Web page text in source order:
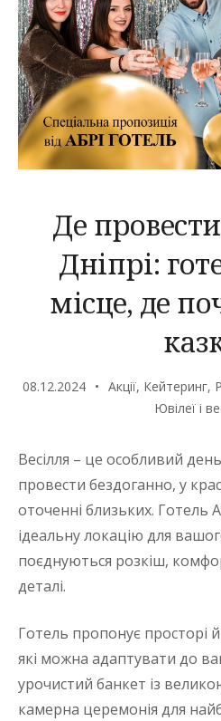
Де
Дніпрі:
місце, де
08.12.2024 Акції, Кейтеринг,
Ювілеї і
Весілля – це особливий
провести бездоганно, у
оточенні близьких. Готель
ідеальну локацію для
поєднуються розкіш,
деталі.
Готель пропонує просторі
які можна адаптувати до
урочистий банкет із
камерна церемонія для